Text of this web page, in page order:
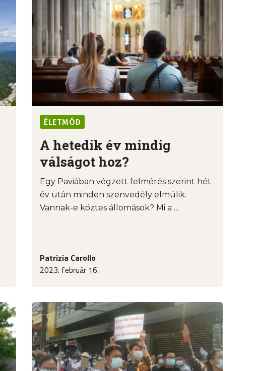
ÉLETMÓD
A hetedik év mindig
válságot hoz?
Egy Paviában végzett felmérés szerint hét
év után minden szenvedély elmúlik.
Vannak-e köztes állomások? Mi a ...
Patrizia Carollo
2023. február 16.